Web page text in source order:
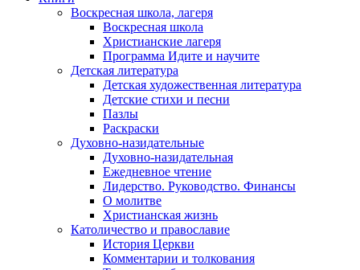
Воскресная школа, лагеря
Воскресная школа
Христианские лагеря
Программа Идите и научите
Детская литература
Детская художественная литература
Детские стихи и песни
Пазлы
Раскраски
Духовно-назидательные
Духовно-назидательная
Ежедневное чтение
Лидерство. Руководство. Финансы
О молитве
Христианская жизнь
Католичество и православие
История Церкви
Комментарии и толкования